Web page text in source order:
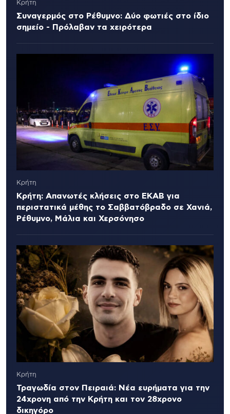
Κρήτη
Συναγερμός στο Ρέθυμνο: Δύο φωτιές στο ίδιο
σημείο - Πρόλαβαν τα χειρότερα
Κρήτη
Κρήτη: Απανωτές κλήσεις στο ΕΚΑΒ για
περιστατικά μέθης το Σαββατόβραδο σε Χανιά,
Ρέθυμνο, Μάλια και Χερσόνησο
Κρήτη
Τραγωδία στον Πειραιά: Νέα ευρήματα για την
24χρονη από την Κρήτη και τον 28χρονο
δικηγόρο